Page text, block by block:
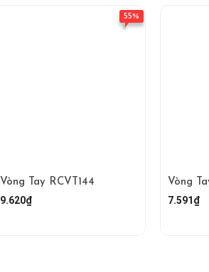
55%
Vòng Tay RCVT144
9.620₫
Vòng
7.591₫